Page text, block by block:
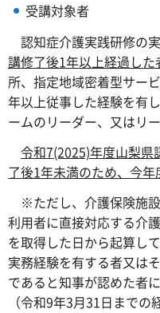
受講対象者
認知症介護実践研修の
講修了後1年以上経過した
所、指定地域密着型サー
年以上従事した経験を有
ームのリーダー、又はリ
令和7(2025)年度山梨
了後1年未満のため、今
※ただし、介護保険施
利用者に直接対応する介
を取得した日から起算し
実務経験を有する者又は
であると知事が認めた者
（令和9年3月31日までの